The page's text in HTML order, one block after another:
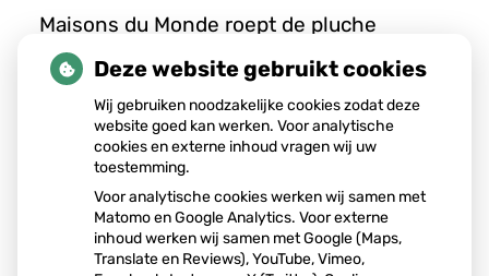
Maisons du Monde roept de pluche
BUNNY Grijs PM terug omdat de ogen
kunnen loslaten en verstikkingsgevaar
opleveren. Het konijn is verkocht tussen
augustus 2023 en november 2025.
Ouders wordt geadviseerd het product
niet te gebruiken en terug te brengen
voor terugbetaling.
Lees het hele artikel op: Nationale
Deze website gebruikt cookies
Wij gebruiken noodzakelijke cookies zodat deze
website goed kan werken. Voor analytische
cookies en externe inhoud vragen wij uw
toestemming.
Voor analytische cookies werken wij samen met
Matomo en Google Analytics. Voor externe
inhoud werken wij samen met Google (Maps,
Translate en Reviews), YouTube, Vimeo,